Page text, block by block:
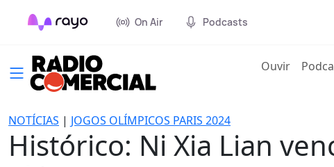
On Air Podcasts
Ouvir
NOTÍCIAS | JOGOS OLÍMPICOS PARIS 2024
Histórico: Ni Xia Lian